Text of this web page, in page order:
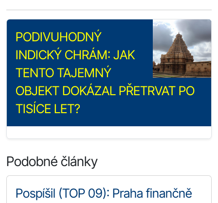
PODIVUHODNÝ
INDICKÝ CHRÁM: JAK
TENTO TAJEMNÝ
OBJEKT DOKÁZAL PŘETRVAT PO
TISÍCE LET?
Podobné články
Pospíšil (TOP 09): Praha finančně